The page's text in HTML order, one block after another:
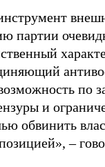
партии
по
и
обвинить
–